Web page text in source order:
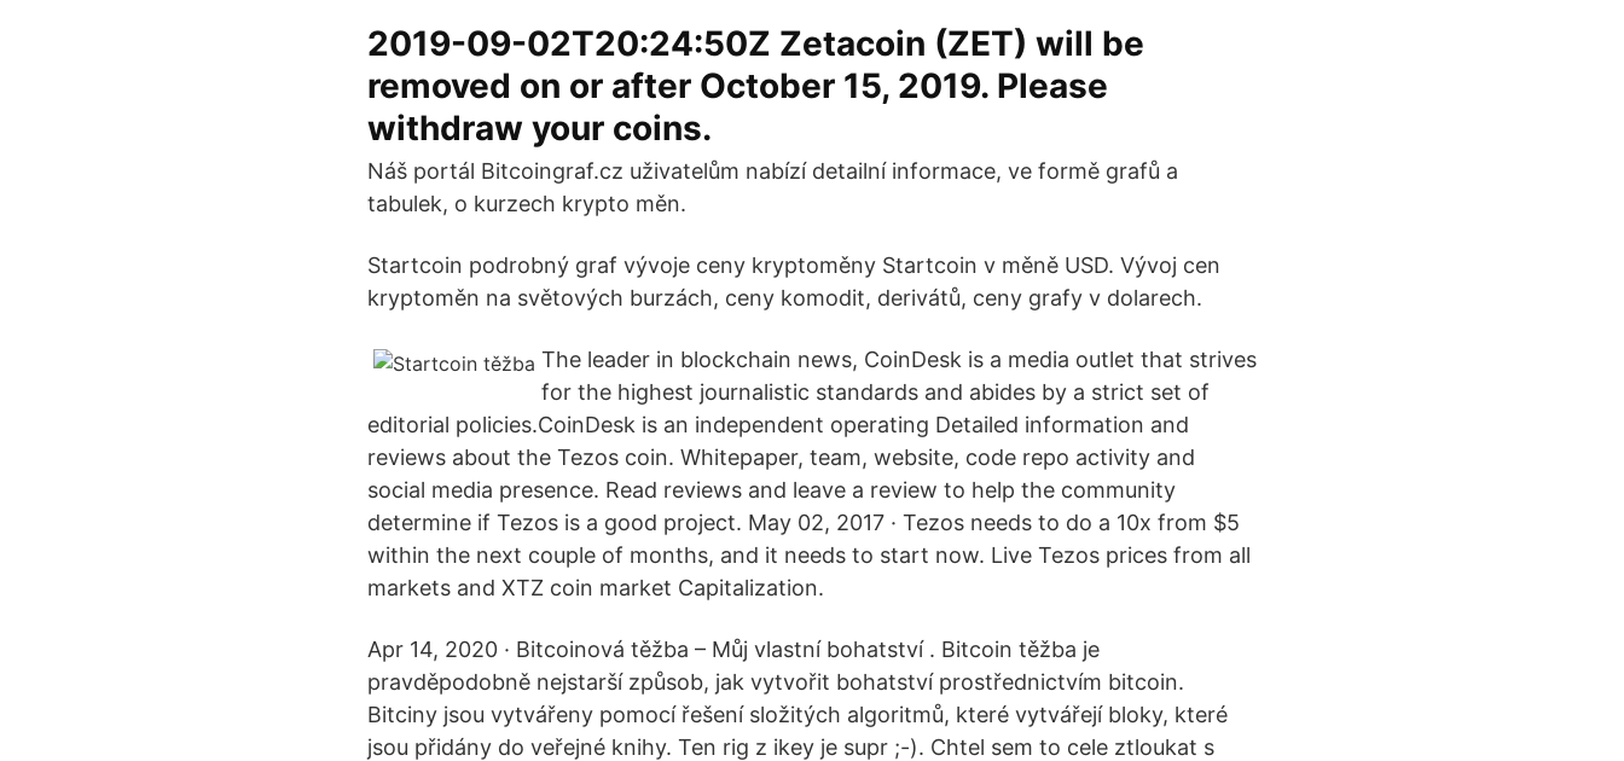
2019-09-02T20:24:50Z Zetacoin (ZET) will be
removed on or after October 15, 2019. Please
withdraw your coins.
Náš portál Bitcoingraf.cz uživatelům nabízí detailní informace, ve formě grafů a
tabulek, o kurzech krypto měn.
Startcoin podrobný graf vývoje ceny kryptoměny Startcoin v měně USD. Vývoj cen
kryptoměn na světových burzách, ceny komodit, derivátů, ceny grafy v dolarech.
The leader in blockchain news, CoinDesk is a media outlet that strives
for the highest journalistic standards and abides by a strict set of
editorial policies.CoinDesk is an independent operating Detailed information and
reviews about the Tezos coin. Whitepaper, team, website, code repo activity and
social media presence. Read reviews and leave a review to help the community
determine if Tezos is a good project. May 02, 2017 · Tezos needs to do a 10x from $5
within the next couple of months, and it needs to start now. Live Tezos prices from all
markets and XTZ coin market Capitalization.
Apr 14, 2020 · Bitcoinová těžba – Můj vlastní bohatství . Bitcoin těžba je
pravděpodobně nejstarší způsob, jak vytvořit bohatství prostřednictvím bitcoin.
Bitciny jsou vytvářeny pomocí řešení složitých algoritmů, které vytvářejí bloky, které
jsou přidány do veřejné knihy. Ten rig z ikey je supr ;-). Chtel sem to cele ztloukat s